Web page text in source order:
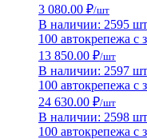
3 080.00 ₽/шт
В наличии: 2595
100 автокрепежа с
13 850.00 ₽/шт
В наличии: 2597
100 автокрепежа с
24 630.00 ₽/шт
В наличии: 2598
100 автокрепежа с